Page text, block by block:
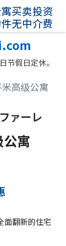
买卖投资
无中介费
节假日定休。
高级公寓
ァーレ
寓
面翻新的住宅